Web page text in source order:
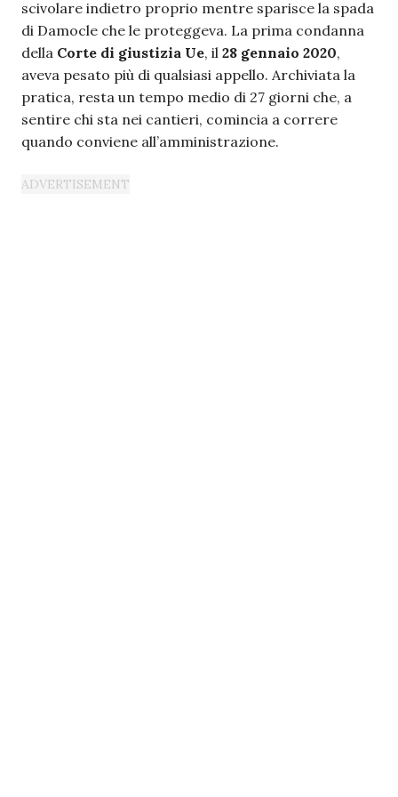
scivolare indietro proprio mentre sparisce la spada
di Damocle che le proteggeva. La prima condanna
della Corte di giustizia Ue, il 28 gennaio 2020,
aveva pesato più di qualsiasi appello. Archiviata la
pratica, resta un tempo medio di 27 giorni che, a
sentire chi sta nei cantieri, comincia a correre
quando conviene all’amministrazione.